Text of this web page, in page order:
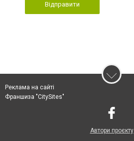
Відправити
Реклама на сайті
Франшиза "CitySites"
Автори проєкту